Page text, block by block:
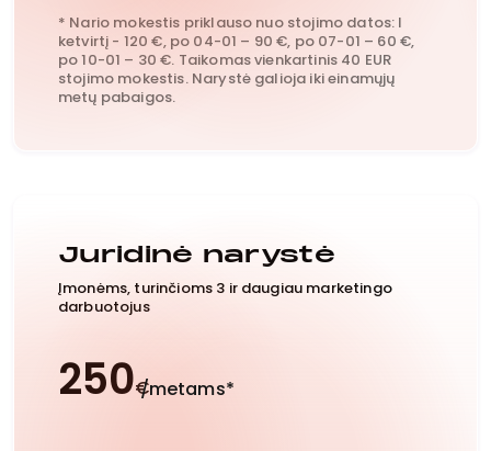
* Nario mokestis priklauso nuo stojimo datos: I
ketvirtį - 120 €, po 04-01 – 90 €, po 07-01 – 60 €,
po 10-01 – 30 €. Taikomas vienkartinis 40 EUR
stojimo mokestis. Narystė galioja iki einamųjų
metų pabaigos.
Juridinė narystė
Įmonėms, turinčioms 3 ir daugiau marketingo
darbuotojus
250€
/metams*